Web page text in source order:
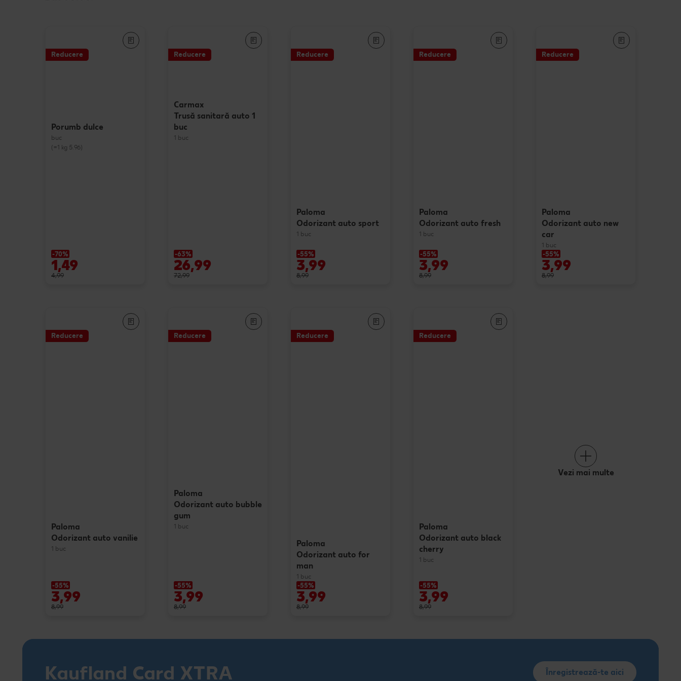
Raw vegan
calitate și preț mic
Reducere
Porumb dulce
buc
(=1 kg 5.96)
-70%
1,49
4,99
Reducere
Carmax
Trusă sanitară auto 1
buc
1 buc
-63%
26,99
72,99
Reducere
Paloma
Odorizant auto sport
1 buc
-55%
3,99
8,99
Reducere
Paloma
Odorizant auto fresh
1 buc
-55%
3,99
8,99
Reducere
Paloma
Odorizant auto new
car
1 buc
-55%
3,99
8,99
Reducere
Paloma
Odorizant auto vanilie
1 buc
-55%
3,99
8,99
Reducere
Paloma
Odorizant auto bubble
gum
1 buc
-55%
3,99
8,99
Reducere
Paloma
Odorizant auto for
man
1 buc
-55%
3,99
8,99
Reducere
Paloma
Odorizant auto black
cherry
1 buc
-55%
3,99
8,99
Vezi mai multe
Kaufland Card XTRA Înregistrează-te aici